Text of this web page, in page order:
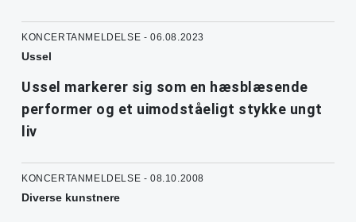
KONCERTANMELDELSE - 06.08.2023
Ussel
Ussel markerer sig som en hæsblæsende
performer og et uimodståeligt stykke ungt
liv
KONCERTANMELDELSE - 08.10.2008
Diverse kunstnere